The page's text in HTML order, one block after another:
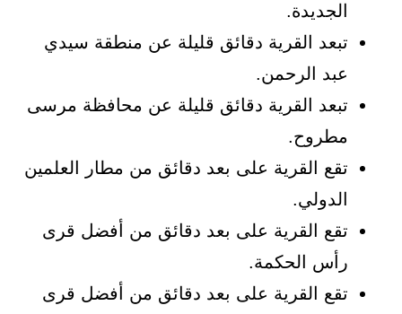
الجديدة.
تبعد القرية دقائق قليلة عن منطقة سيدي
عبد الرحمن.
تبعد القرية دقائق قليلة عن محافظة مرسى
مطروح.
تقع القرية على بعد دقائق من مطار العلمين
الدولي.
تقع القرية على بعد دقائق من أفضل قرى
رأس الحكمة.
تقع القرية على بعد دقائق من أفضل قرى